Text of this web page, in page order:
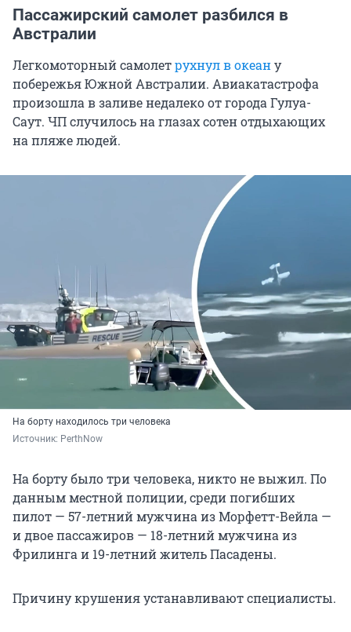
Пассажирский самолет разбился в
Австралии
Легкомоторный самолетрухнул в океану
побережья Южной Австралии. Авиакатастрофа
произошла в заливе недалеко от города Гулуа-
Саут. ЧП случилось на глазах сотен отдыхающих
на пляже людей.
На борту находилось три человека
Источник: PerthNow
На борту было три человека, никто не выжил. По
данным местной полиции, среди погибших
пилот — 57-летний мужчина из Морфетт-Вейла —
и двое пассажиров — 18-летний мужчина из
Фрилинга и 19-летний житель Пасадены.
Причину крушения устанавливают специалисты.